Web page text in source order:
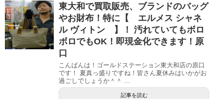
東大和で買取販売、ブランドのバッグ
やお財布！特に【 エルメス シャネ
ル ヴィトン 】！ 汚れていてもボロ
ボロでもOK！即現金化できます！原
口
こんばんは！ゴールドステーション東大和店の原口
です！ 夏真っ盛りですね！皆さん夏休みはいかがお
過ごしでしょうか＾＾ ...
記事を読む